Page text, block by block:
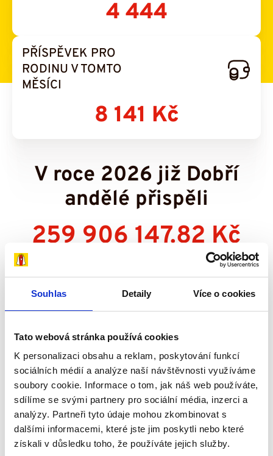
Souhlas Detaily Více o cookies
Tato webová stránka používá cookies
K personalizaci obsahu a reklam, poskytování funkcí
sociálních médií a analýze naší návštěvnosti využíváme
soubory cookie. Informace o tom, jak náš web používáte,
sdílíme se svými partnery pro sociální média, inzerci a
analýzy. Partneři tyto údaje mohou zkombinovat s
dalšími informacemi, které jste jim poskytli nebo které
získali v důsledku toho, že používáte jejich služby.
4 444
PŘÍSPĚVEK PRO
RODINU V TOMTO
MĚSÍCI
8 141 Kč
V roce 2026 již Dobří
andělé přispěli
259 906 147.82 Kč
Všechny výsledky
Andělský blog
Přečtěte si příběhy rodin, kterým Dobří andělé
pomáhají, zajímavé rozhovory a novinky z nadace.